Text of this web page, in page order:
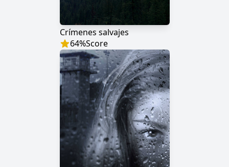
Crímenes salvajes
64%Score